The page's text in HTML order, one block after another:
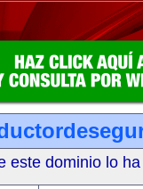
este dominio lo